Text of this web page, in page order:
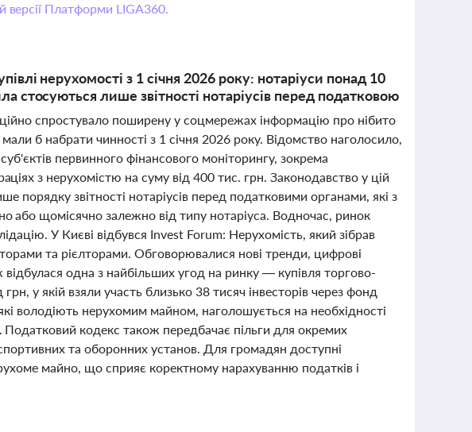
версії Платформи LIGA360.
нерухомості з 1 січня 2026 року: нотаріуси понад 10
стосуються лише звітності нотаріусів перед податковою
спростувало поширену у соцмережах інформацію про нібито
б набрати чинності з 1 січня 2026 року. Відомство наголосило,
первинного фінансового моніторингу, зокрема
з нерухомістю на суму від 400 тис. грн. Законодавство у цій
порядку звітності нотаріусів перед податковими органами, які з
або щомісячно залежно від типу нотаріуса. Водночас, ринок
У Києві відбувся Invest Forum: Нерухомість, який зібрав
та рієлторами. Обговорювалися нові тренди, цифрові
відбулася одна з найбільших угод на ринку — купівля торгово-
у якій взяли участь близько 38 тисяч інвесторів через фонд
володіють нерухомим майном, наголошується на необхідності
Податковий кодекс також передбачає пільги для окремих
та оборонних установ. Для громадян доступні
майно, що сприяє коректному нарахуванню податків і